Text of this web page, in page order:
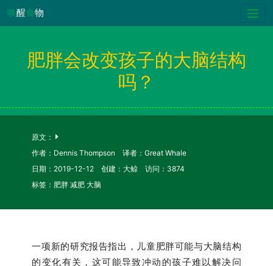
唤醒食物
肥胖会改变孩子的大脑结构
吗？
原文：
作者：Dennis Thompson 译者：Great Whale
日期：2019-12-12 创建：大鲸 访问：3874
标签：肥胖 减肥 大脑
一项新的研究报告指出，儿童肥胖可能与大脑结构
的变化有关，这可能导致冲动的孩子难以解决问